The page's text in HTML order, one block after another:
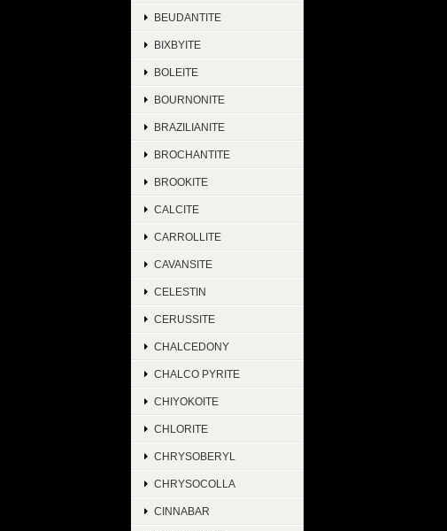
BEUDANTITE
BIXBYITE
BOLEITE
BOURNONITE
BRAZILIANITE
BROCHANTITE
BROOKITE
CALCITE
CARROLLITE
CAVANSITE
CELESTIN
CERUSSITE
CHALCEDONY
CHALCO PYRITE
CHIYOKOITE
CHLORITE
CHRYSOBERYL
CHRYSOCOLLA
CINNABAR